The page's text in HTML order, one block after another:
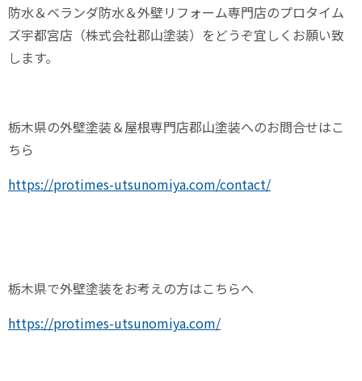
防水＆ベランダ防水＆外壁リフォーム専門店のプロタイム
ズ宇都宮店（株式会社郡山塗装）をどうぞ宜しくお願い致
します。
栃木県の外壁塗装＆屋根専門店郡山塗装へのお問合せはこ
ちら
https://protimes-utsunomiya.com/contact/
栃木県で外壁塗装をお考えの方はこちらへ
https://protimes-utsunomiya.com/